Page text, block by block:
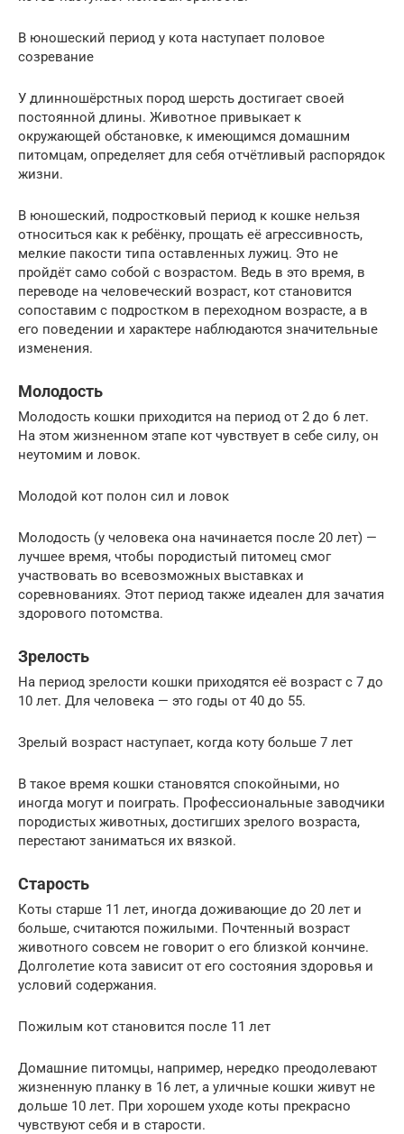
В юношеский период у кота наступает половое
созревание
У длинношёрстных пород шерсть достигает своей
постоянной длины. Животное привыкает к
окружающей обстановке, к имеющимся домашним
питомцам, определяет для себя отчётливый распорядок
жизни.
В юношеский, подростковый период к кошке нельзя
относиться как к ребёнку, прощать её агрессивность,
мелкие пакости типа оставленных лужиц. Это не
пройдёт само собой с возрастом. Ведь в это время, в
переводе на человеческий возраст, кот становится
сопоставим с подростком в переходном возрасте, а в
его поведении и характере наблюдаются значительные
изменения.
Молодость
Молодость кошки приходится на период от 2 до 6 лет.
На этом жизненном этапе кот чувствует в себе силу, он
неутомим и ловок.
Молодой кот полон сил и ловок
Молодость (у человека она начинается после 20 лет) —
лучшее время, чтобы породистый питомец смог
участвовать во всевозможных выставках и
соревнованиях. Этот период также идеален для зачатия
здорового потомства.
Зрелость
На период зрелости кошки приходятся её возраст с 7 до
10 лет. Для человека — это годы от 40 до 55.
Зрелый возраст наступает, когда коту больше 7 лет
В такое время кошки становятся спокойными, но
иногда могут и поиграть. Профессиональные заводчики
породистых животных, достигших зрелого возраста,
перестают заниматься их вязкой.
Старость
Коты старше 11 лет, иногда доживающие до 20 лет и
больше, считаются пожилыми. Почтенный возраст
животного совсем не говорит о его близкой кончине.
Долголетие кота зависит от его состояния здоровья и
условий содержания.
Пожилым кот становится после 11 лет
Домашние питомцы, например, нередко преодолевают
жизненную планку в 16 лет, а уличные кошки живут не
дольше 10 лет. При хорошем уходе коты прекрасно
чувствуют себя и в старости.